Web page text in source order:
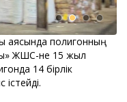
аясында полигонның
ЖШС-не 15 жыл
14 бірлік